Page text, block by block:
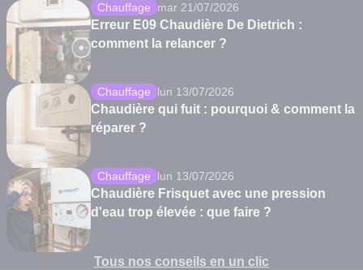
Chauffage mar 21/07/2026
Erreur E09 Chaudière De Dietrich :
comment la relancer ?
Chauffage lun 13/07/2026
Chaudière qui fuit : pourquoi & comment la
réparer ?
Chauffage lun 13/07/2026
Chaudière Frisquet avec une pression
d'eau trop élevée : que faire ?
Tous nos conseils en un clic